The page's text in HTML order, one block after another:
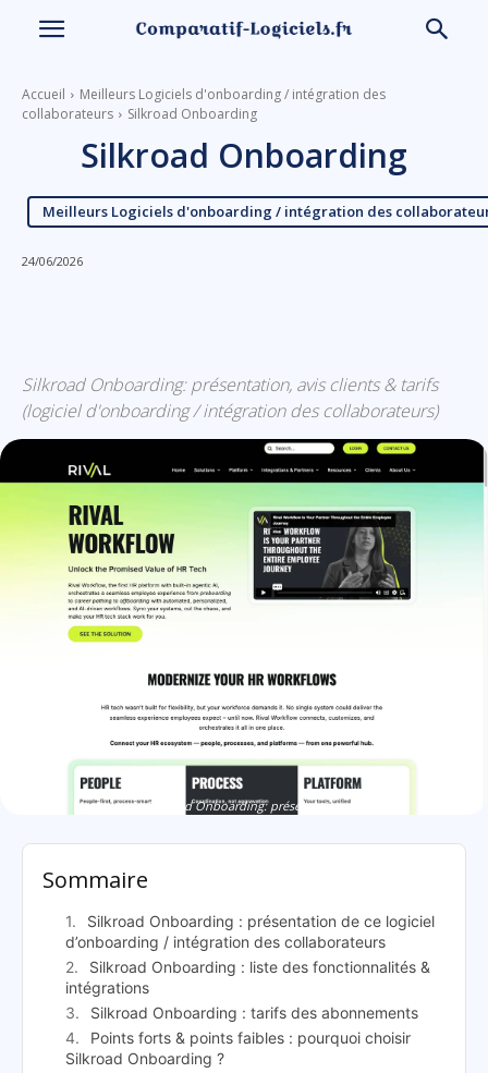
Accueil
Meilleurs Logiciels d'onboarding / intégration des
collaborateurs
Silkroad Onboarding
Silkroad Onboarding
Meilleurs Logiciels d'onboarding / intégration des
24/06/2026
Silkroad Onboarding: présentation, avis clients & tarifs
(logiciel d'onboarding / intégration des collaborateurs)
Silkroad Onboarding: présentation
Sommaire
Silkroad Onboarding : présentation de ce logiciel
d’onboarding / intégration des collaborateurs
Silkroad Onboarding : liste des fonctionnalités &
intégrations
Silkroad Onboarding : tarifs des abonnements
Points forts & points faibles : pourquoi choisir
Silkroad Onboarding ?